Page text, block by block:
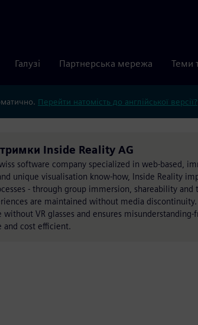
Галузі Партнерська мережа Теми
Перейти натомість до англійської версії?
Inside Reality AG
software company specialized in web-based,
unique visualisation know-how, Inside Reality
- through group immersion, shareability and
are maintained without media
without VR glasses and ensures
and cost efficient.